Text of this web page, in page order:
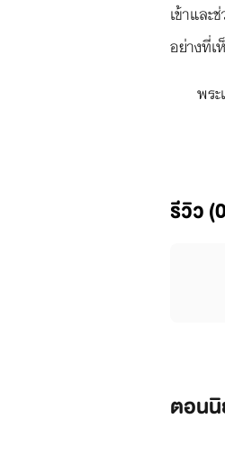
เข้าแล
อย่างที่เ
พระ
พ
โซ
เจ้าเ
และข้
รีวิว
ตอน